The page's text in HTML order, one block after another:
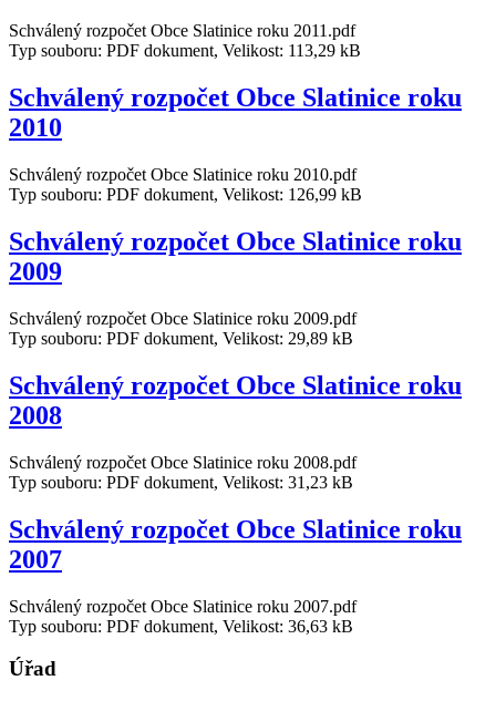
Schválený rozpočet Obce Slatinice roku 2011.pdf
Typ souboru: PDF dokument, Velikost: 113,29 kB
Schválený rozpočet Obce Slatinice roku
2010
Schválený rozpočet Obce Slatinice roku 2010.pdf
Typ souboru: PDF dokument, Velikost: 126,99 kB
Schválený rozpočet Obce Slatinice roku
2009
Schválený rozpočet Obce Slatinice roku 2009.pdf
Typ souboru: PDF dokument, Velikost: 29,89 kB
Schválený rozpočet Obce Slatinice roku
2008
Schválený rozpočet Obce Slatinice roku 2008.pdf
Typ souboru: PDF dokument, Velikost: 31,23 kB
Schválený rozpočet Obce Slatinice roku
2007
Schválený rozpočet Obce Slatinice roku 2007.pdf
Typ souboru: PDF dokument, Velikost: 36,63 kB
Úřad